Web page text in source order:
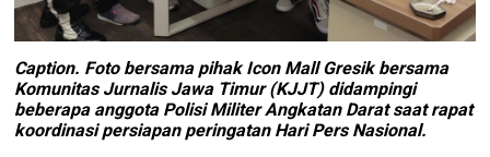
Caption. Foto bersama pihak Icon Mall Gresik bersama
Komunitas Jurnalis Jawa Timur (KJJT) didampingi
beberapa anggota Polisi Militer Angkatan Darat saat rapat
koordinasi persiapan peringatan Hari Pers Nasional.